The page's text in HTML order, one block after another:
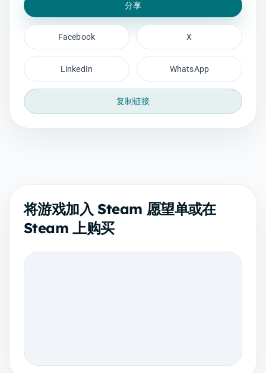
分享
Facebook X
LinkedIn WhatsApp
复制链接
将游戏加入 Steam 愿望单或在
Steam 上购买